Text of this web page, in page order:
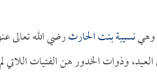
وهينسيبة بنت الحارثرضي الله تعالى
وذوات الخدور هن الفتيات